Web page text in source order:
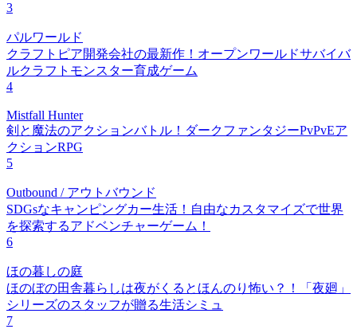
3
パルワールド
クラフトピア開発会社の最新作！オープンワールドサバイバ
ルクラフトモンスター育成ゲーム
4
Mistfall Hunter
剣と魔法のアクションバトル！ダークファンタジーPvPvEア
クションRPG
5
Outbound / アウトバウンド
SDGsなキャンピングカー生活！自由なカスタマイズで世界
を探索するアドベンチャーゲーム！
6
ほの暮しの庭
ほのぼの田舎暮らしは夜がくるとほんのり怖い？！「夜廻」
シリーズのスタッフが贈る生活シミュ
7